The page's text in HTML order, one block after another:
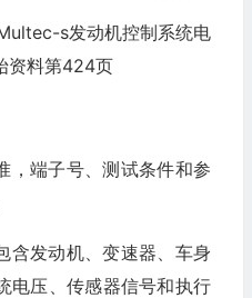
s发动机控制系统电
资料第424页
，端子号、测试条件和参
含发动机、变速器、车身
电压、传感器信号和执行